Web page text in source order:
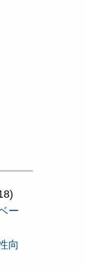
ー
向